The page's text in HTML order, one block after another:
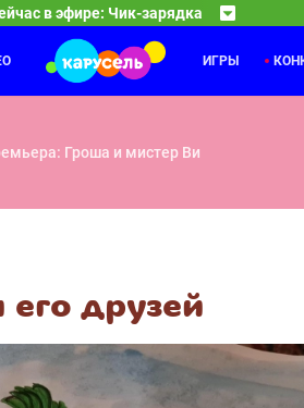
в эфире: Чик-зарядка
Флоры
все! — Чужой огород — Вот это
ИГРЫ
Гроша и мистер Ви
друзей